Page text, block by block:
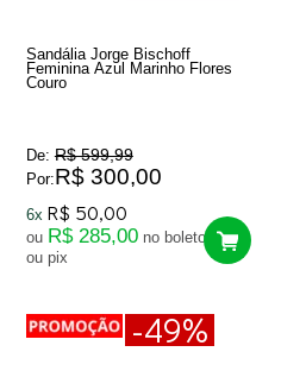
Sandália Jorge Bischoff
Feminina Azul Marinho Flores
Couro
De: R$ 599,99
Por:R$ 300,00
6x R$ 50,00
ou R$ 285,00 no boleto
ou pix
-49%